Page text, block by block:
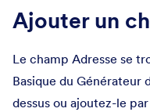
Ajouter un
Le champ Adresse se
Basique du
dessus ou ajoutez-le